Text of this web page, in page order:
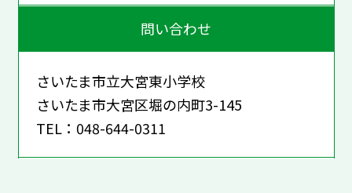
問い合わせ
さいたま市立大宮東小学校
さいたま市大宮区堀の内町3-145
TEL：048-644-0311